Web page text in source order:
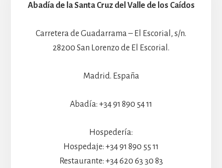
Abadía de la Santa Cruz del Valle de los Caídos
Carretera de Guadarrama – El Escorial, s/n.
28200 San Lorenzo de El Escorial.
Madrid. España
Abadía: +34 91 890 54 11
Hospedería:
Hospedaje: +34 91 890 55 11
Restaurante: +34 620 63 30 83